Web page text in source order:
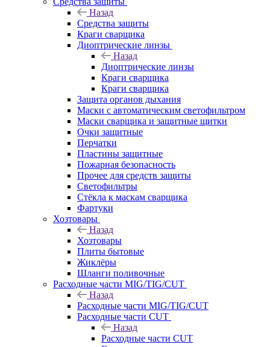
Назад
Средства защиты
Краги сварщика
Диоптрические линзы
Назад
Диоптрические линзы
Краги сварщика
Краги сварщика
Защита органов дыхания
Маски с автоматическим светофильтром
Маски сварщика и защитные щитки
Очки защитные
Перчатки
Пластины защитные
Пожарная безопасность
Прочее для средств защиты
Светофильтры
Стёкла к маскам сварщика
Фартуки
Хозтовары
Назад
Хозтовары
Плиты бытовые
Жиклёры
Шланги поливочные
Расходные части MIG/TIG/CUT
Назад
Расходные части MIG/TIG/CUT
Расходные части CUT
Назад
Расходные части CUT